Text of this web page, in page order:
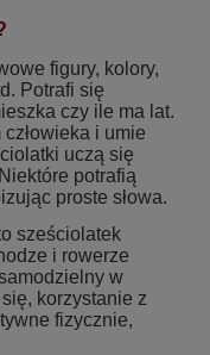
figury, kolory,
Potrafi się
czy ile ma lat.
i umie
uczą się
potrafią
proste słowa.
sześciolatek
i rowerze
w
korzystanie z
fizycznie,